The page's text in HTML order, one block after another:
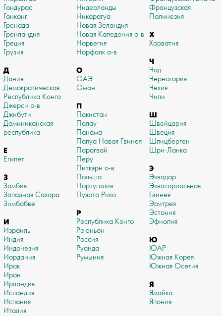
Гондурас
Гонконг
Гренада
Гренландия
Греция
Грузия
Д
Дания
Демократическая
Республика Конго
Джерси о-в
Джибути
Доминиканская
республика
Е
Египет
З
Замбия
Западная Сахара
Зимбабве
И
Израиль
Индия
Индонезия
Иордания
Ирак
Иран
Ирландия
Исландия
Испания
Италия
Нидерланды
Никарагуа
Новая Зеландия
Новая Каледония о-в
Норвегия
Норфолк о-в
О
ОАЭ
Оман
П
Пакистан
Палау
Панама
Папуа Новая Гвинея
Парагвай
Перу
Питкэрн о-в
Польша
Португалия
Пуэрто Рико
Р
Республика Конго
Реюньон
Россия
Руанда
Румыния
Французская
Полинезия
Х
Хорватия
Ч
Чад
Черногория
Чехия
Чили
Ш
Швейцария
Швеция
Шпицберген
Шри-Ланка
Э
Эквадор
Экваториальная
Гвинея
Эритрея
Эстония
Эфиопия
Ю
ЮАР
Южная Корея
Южная Осетия
Я
Ямайка
Япония